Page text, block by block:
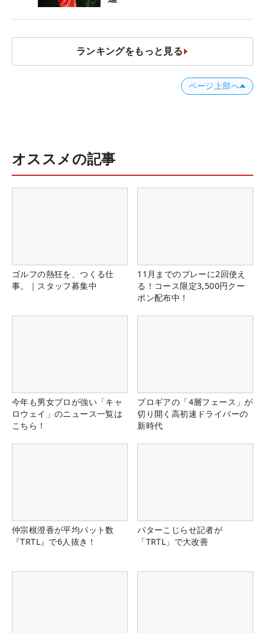
ランキングをもっと見る
ページ上部へ
オススメの記事
ゴルフの熱狂を、つくる仕
事。｜スタッフ募集中
11月までのプレーに2回使え
る！コース限定3,500円クー
ポン配布中！
今年も男女プロが強い「キャ
ロウェイ」のニュース一覧は
こちら！
プロギアの「4層フェース」が
切り開く高初速ドライバーの
新時代
仲宗根澄香が平均パット数
『TRTL』で6人抜き！
パターこじらせ記者が
「TRTL」で大改善